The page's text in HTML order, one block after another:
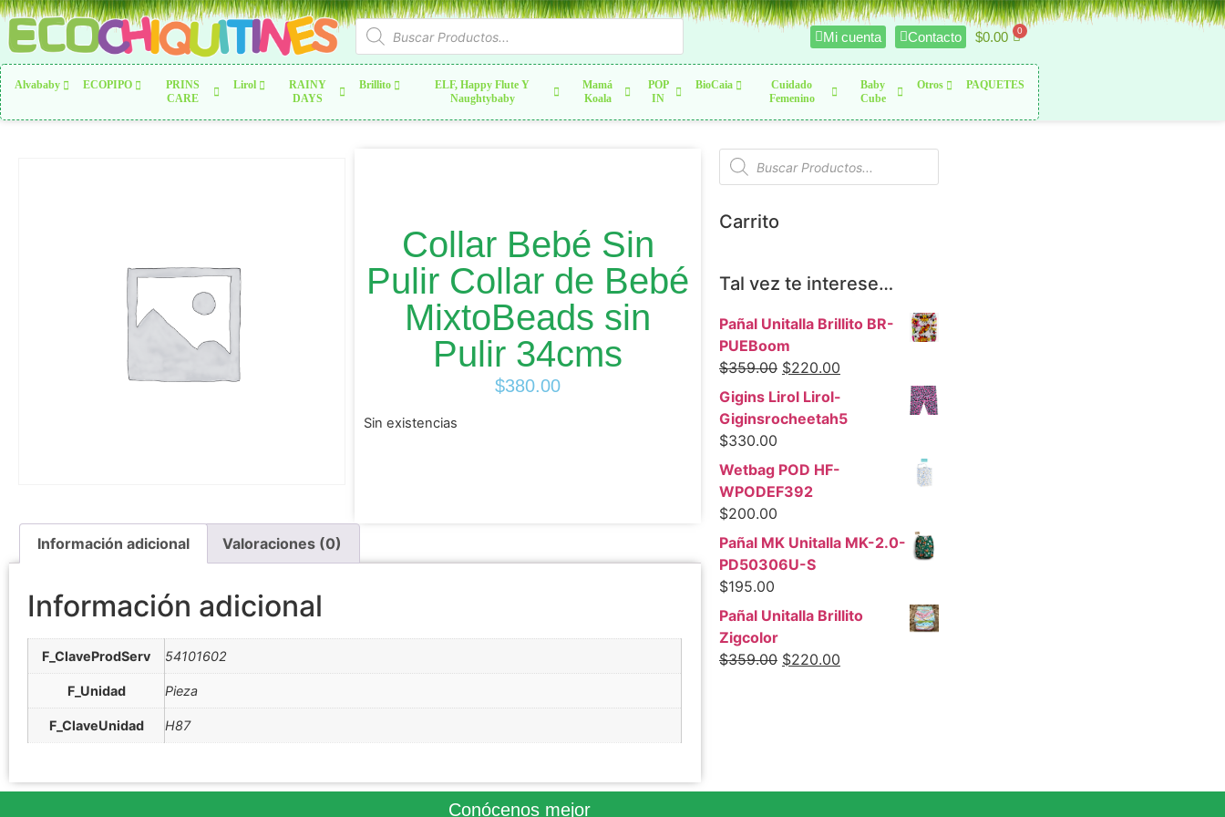
Mi cuenta Contacto $0.00
Alvababy ECOPIPO
PRINS
CARE
Lirol
RAINY
DAYS
Brillito
ELF, Happy Flute Y
Naughtybaby
Mamá
Koala
POP
IN
BioCaia
Cuidado
Femenino
Baby
Cube
Otros PAQUETES
Collar Bebé Sin
Pulir Collar de Bebé
MixtoBeads sin
Pulir 34cms
$380.00
Sin existencias
Información adicional Valoraciones (0)
Información adicional
F_ClaveProdServ 54101602
F_Unidad Pieza
F_ClaveUnidad H87
Carrito
Tal vez te interese…
Pañal Unitalla Brillito BR-
PUEBoom
$359.00 $220.00
Gigins Lirol Lirol-
Giginsrocheetah5
$330.00
Wetbag POD HF-
WPODEF392
$200.00
Pañal MK Unitalla MK-2.0-
PD50306U-S
$195.00
Pañal Unitalla Brillito
Zigcolor
$359.00 $220.00
Conócenos mejor